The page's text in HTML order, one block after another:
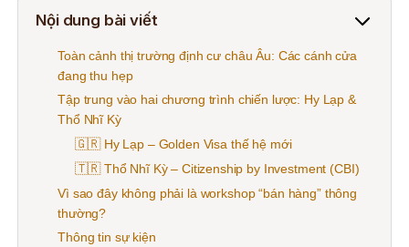
Nội dung bài viết
Toàn cảnh thị trường định cư châu Âu: Các cánh cửa
đang thu hẹp
Tập trung vào hai chương trình chiến lược: Hy Lạp &
Thổ Nhĩ Kỳ
🇬🇷 Hy Lạp – Golden Visa thế hệ mới
🇹🇷Thổ Nhĩ Kỳ – Citizenship by Investment (CBI)
Vì sao đây không phải là workshop “bán hàng” thông
thường?
Thông tin sự kiện